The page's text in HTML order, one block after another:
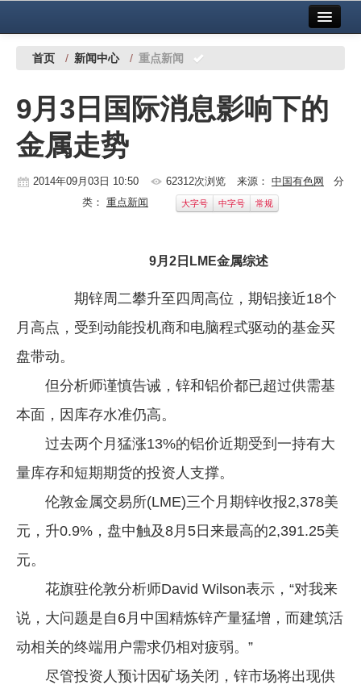
中国有色金属报社主办 广告服务
铜镍铅锌
铝
稀有稀土
党建工作
企业文化
《资源再生》杂志
行情报价
首页 / 新闻中心 / 重点新闻
9月3日国际消息影响下的
金属走势
2014年09月03日 10:50 62312次浏览 来源： 中国有色网
分
类： 重点新闻 大字号 中字号 常规
9月2日LME金属综述
期锌周二攀升至四周高位，期铝接近18个
月高点，受到动能投机商和电脑程式驱动的基金买
盘带动。
但分析师谨慎告诫，锌和铝价都已超过供需基
本面，因库存水准仍高。
过去两个月猛涨13%的铝价近期受到一持有大
量库存和短期期货的投资人支撑。
伦敦金属交易所(LME)三个月期锌收报2,378美
元，升0.9%，盘中触及8月5日来最高的2,391.25美
元。
花旗驻伦敦分析师David Wilson表示，“对我来
说，大问题是自6月中国精炼锌产量猛增，而建筑活
动相关的终端用户需求仍相对疲弱。”
尽管投资人预计因矿场关闭，锌市场将出现供